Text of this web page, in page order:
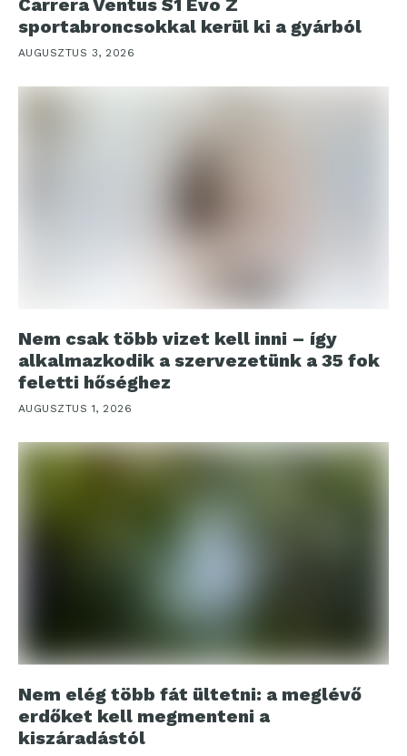
Carrera Ventus S1 Evo Z
sportabroncsokkal kerül ki a gyárból
AUGUSZTUS 3, 2026
Nem csak több vizet kell inni – így
alkalmazkodik a szervezetünk a 35 fok
feletti hőséghez
AUGUSZTUS 1, 2026
Nem elég több fát ültetni: a meglévő
erdőket kell megmenteni a
kiszáradástól